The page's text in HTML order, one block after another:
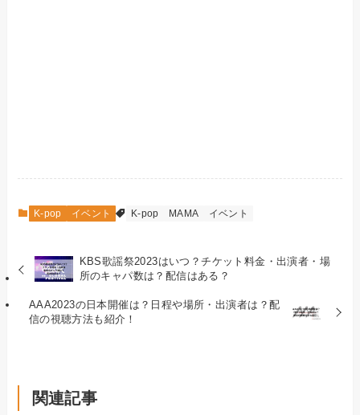
K-pop イベント K-pop MAMA イベント
KBS歌謡祭2023はいつ？チケット料金・出演者・場
所のキャパ数は？配信はある？
AAA2023の日本開催は？日程や場所・出演者は？配
信の視聴方法も紹介！
関連記事